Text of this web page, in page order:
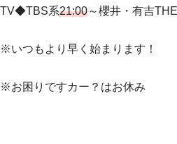
TV◆TBS系21:00～櫻井・有吉
※いつもより早く始まります！
※お困りですカー？はお休み